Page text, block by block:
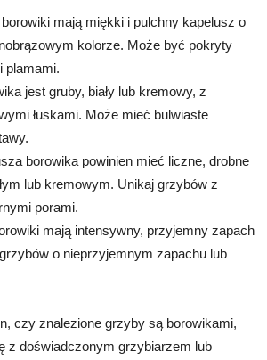
mają miękki i pulchny kapelusz o
kolorze. Może być pokryty
plamami.
jest gruby, biały lub kremowy, z
łuskami. Może mieć bulwiaste
borowika powinien mieć liczne, drobne
lub kremowym. Unikaj grzybów z
porami.
mają intensywny, przyjemny zapach
o nieprzyjemnym zapachu lub
czy znalezione grzyby są borowikami,
z doświadczonym grzybiarzem lub